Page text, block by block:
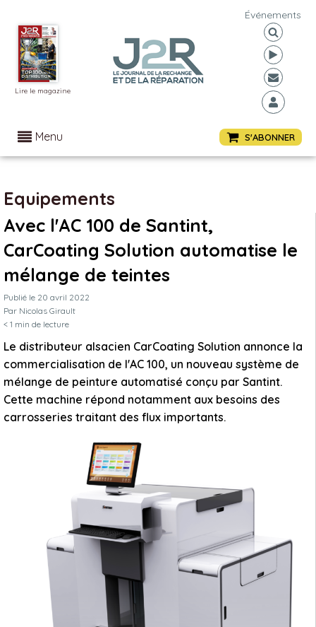
Lire le magazine
Événements
Menu S'ABONNER
Equipements
Avec l'AC 100 de Santint,
CarCoating Solution automatise le
mélange de teintes
Publié le 20 avril 2022
Par Nicolas Girault
< 1 min de lecture
Le distributeur alsacien CarCoating Solution annonce la
commercialisation de l'AC 100, un nouveau système de
mélange de peinture automatisé conçu par Santint.
Cette machine répond notamment aux besoins des
carrosseries traitant des flux importants.